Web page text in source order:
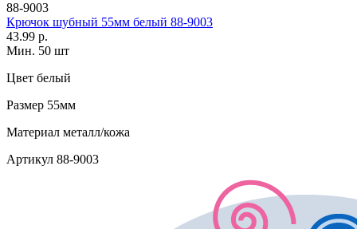
88-9003
Крючок шубный 55мм белый 88-9003
43.99 р.
Мин. 50 шт
Цвет белый
Размер 55мм
Материал металл/кожа
Артикул 88-9003